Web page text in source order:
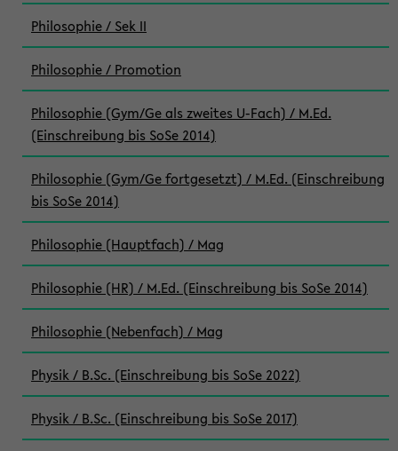
Philosophie / Sek II
Philosophie / Promotion
Philosophie (Gym/Ge als zweites U-Fach) / M.Ed.
(Einschreibung bis SoSe 2014)
Philosophie (Gym/Ge fortgesetzt) / M.Ed. (Einschreibung
bis SoSe 2014)
Philosophie (Hauptfach) / Mag
Philosophie (HR) / M.Ed. (Einschreibung bis SoSe 2014)
Philosophie (Nebenfach) / Mag
Physik / B.Sc. (Einschreibung bis SoSe 2022)
Physik / B.Sc. (Einschreibung bis SoSe 2017)